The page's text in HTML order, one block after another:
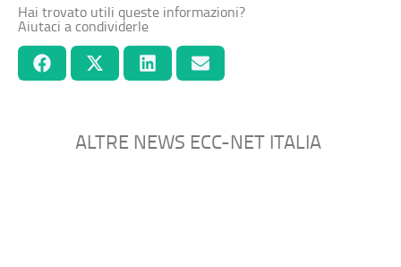
Hai trovato utili queste informazioni?
Aiutaci a condividerle
ALTRE NEWS ECC-NET ITALIA